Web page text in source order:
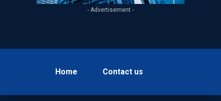
- Advertisement -
Home Contact us